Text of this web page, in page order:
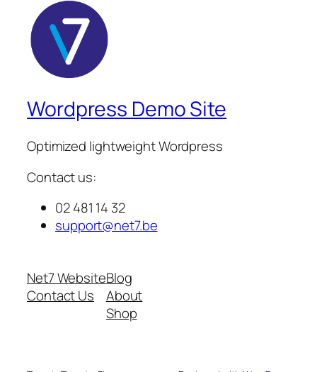
Wordpress Demo Site
Optimized lightweight Wordpress
Contact us:
02 481 14 32
support@net7.be
Net7 Website
Contact Us
Blog
About
Shop